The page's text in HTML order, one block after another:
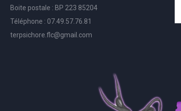
Boite postale : BP 223 85204
Téléphone : 07.49.57.76.81
terpsichore.flc@gmail.com